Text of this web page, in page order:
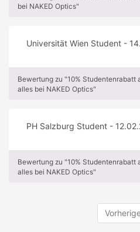
bei NAKED Optics"
Universität Wien Student -
Bewertung zu "10% Studentenrabatt
alles bei NAKED Optics"
PH Salzburg Student -
Bewertung zu "10% Studentenrabatt
alles bei NAKED Optics"